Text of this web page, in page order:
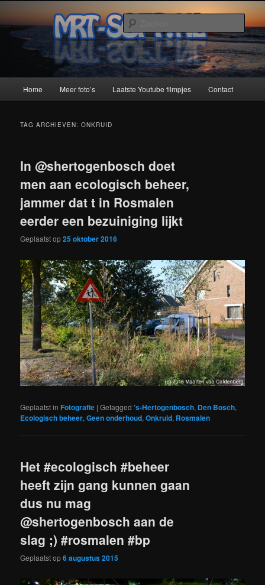
naar
primaire
naar
secundaireMRT-Soft
Home Meer foto’s Laatste Youtube filmpjes Contact
TAG ARCHIEVEN:ONKRUID
In @shertogenbosch doet
men aan ecologisch beheer,
jammer dat t in Rosmalen
eerder een bezuiniging lijkt
Geplaatst op25 oktober 2016
Geplaatst in Fotografie |Getagged 's-Hertogenbosch, Den Bosch,
Ecologisch beheer,Geen onderhoud,Onkruid, Rosmalen
Het #ecologisch #beheer
heeft zijn gang kunnen gaan
dus nu mag
@shertogenbosch aan de
slag ;) #rosmalen #bp
Geplaatst op6 augustus 2015